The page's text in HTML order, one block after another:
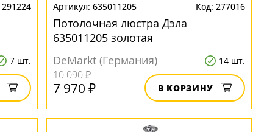
291224
7 шт.
635011205 277016
Потолочная люстра Дэла
635011205 золотая
DeMarkt (Германия)
14 шт.
10 090 ₽
7 970 ₽ В КОРЗИНУ